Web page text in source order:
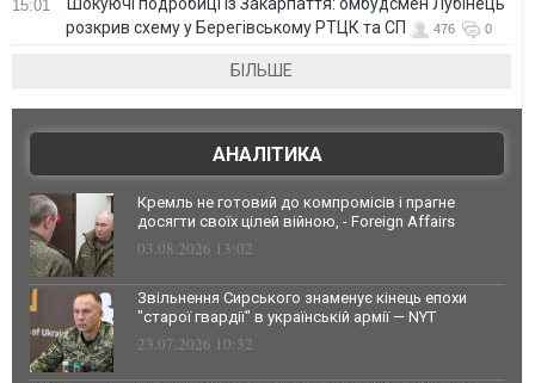
15:01
Шокуючі подробиці із Закарпаття: омбудсмен Лубінець
розкрив схему у Берегівському РТЦК та СП
476 0
БІЛЬШЕ
АНАЛІТИКА
Кремль не готовий до компромісів і прагне
досягти своїх цілей війною, - Foreign Affairs
03.08.2026 13:02
Звільнення Сирського знаменує кінець епохи
"старої гвардії" в українській армії — NYT
23.07.2026 10:32